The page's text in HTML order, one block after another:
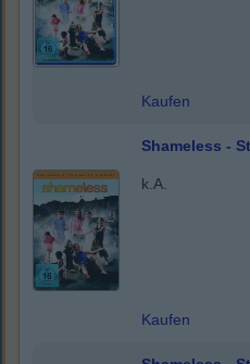
Kaufen
Shameless -
k.A.
Kaufen